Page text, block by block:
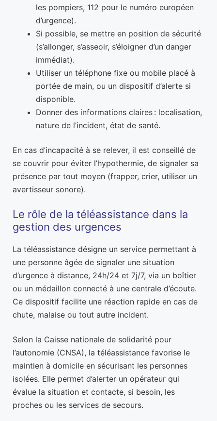
les pompiers, 112 pour le numéro européen
d’urgence).
Si possible, se mettre en position de sécurité
(s’allonger, s’asseoir, s’éloigner d’un danger
immédiat).
Utiliser un téléphone fixe ou mobile placé à
portée de main, ou un dispositif d’alerte si
disponible.
Donner des informations claires : localisation,
nature de l’incident, état de santé.
En cas d’incapacité à se relever, il est conseillé de
se couvrir pour éviter l’hypothermie, de signaler sa
présence par tout moyen (frapper, crier, utiliser un
avertisseur sonore).
Le rôle de la téléassistance dans la
gestion des urgences
La téléassistance désigne un service permettant à
une personne âgée de signaler une situation
d’urgence à distance, 24h/24 et 7j/7, via un boîtier
ou un médaillon connecté à une centrale d’écoute.
Ce dispositif facilite une réaction rapide en cas de
chute, malaise ou tout autre incident.
Selon la Caisse nationale de solidarité pour
l’autonomie (CNSA), la téléassistance favorise le
maintien à domicile en sécurisant les personnes
isolées. Elle permet d’alerter un opérateur qui
évalue la situation et contacte, si besoin, les
proches ou les services de secours.